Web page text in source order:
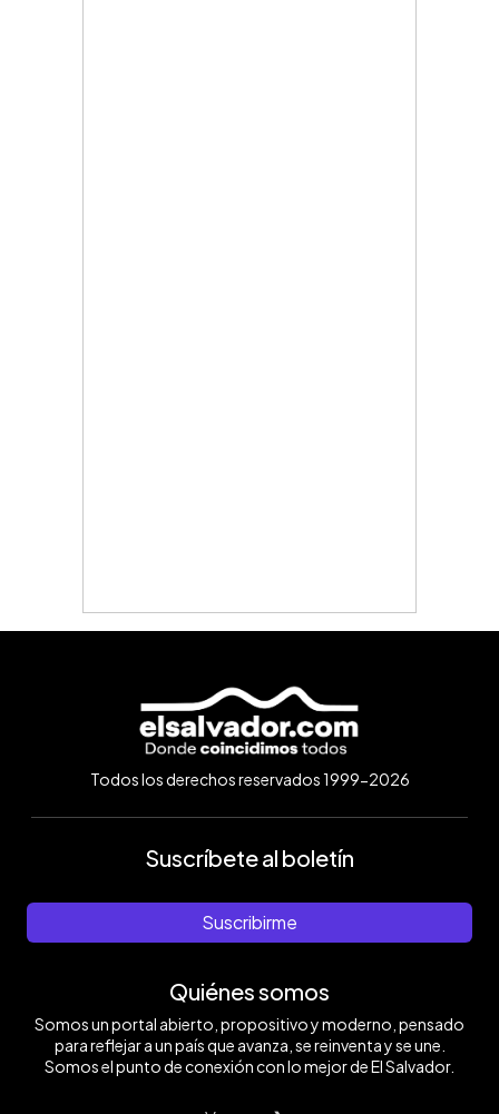
Todos los derechos reservados 1999-2026
Suscríbete al boletín
Suscribirme
Quiénes somos
Somos un portal abierto, propositivo y moderno, pensado
para reflejar a un país que avanza, se reinventa y se une.
Somos el punto de conexión con lo mejor de El Salvador.